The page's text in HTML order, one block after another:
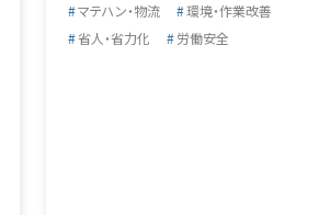
マテハン・物流
環境・作業改善
省人・省力化
労働安全